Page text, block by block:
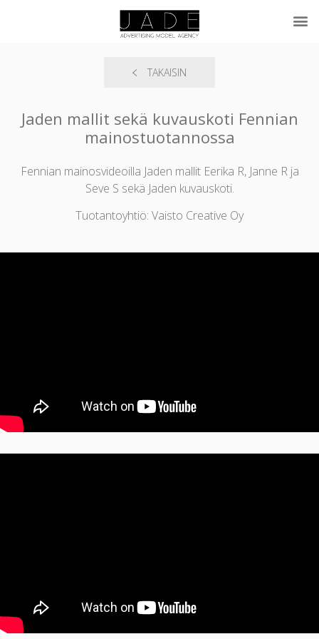
TAKAISIN
Jaden mallit sekä kuvauskoti Fennian
mainostuotannossa
Fennian mainosvideoilla Jaden mallit Eerika R, Janne R ja
Seve S sekä Jaden kuvauskoti.
Tuotantoyhtiö: Vaisto Creative Oy